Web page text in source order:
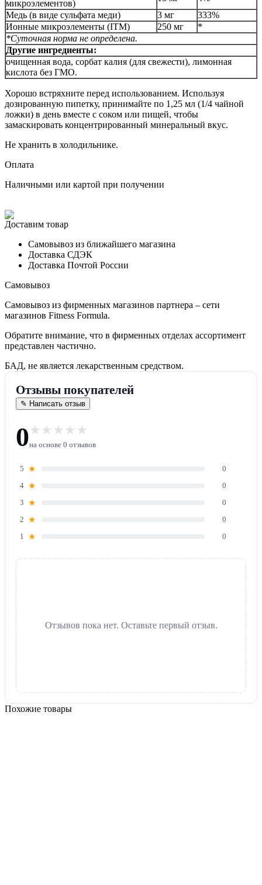
микроэлементов)
Медь (в виде сульфата меди)
3 мг
333%
Ионные микроэлементы (ITM)
250 мг
*
*Суточная норма не определена.
Другие ингредиенты:
очищенная вода, сорбат калия (для свежести), лимонная
кислота без ГМО.
Хорошо встряхните перед использованием. Используя
дозированную пипетку, принимайте по 1,25 мл (1/4 чайной
ложки) в день вместе с соком или пищей, чтобы
замаскировать концентрированный минеральный вкус.
Не хранить в холодильнике.
Оплата
Наличными или картой при получении
Доставим товар
Самовывоз из ближайшего магазина
Доставка СДЭК
Доставка Почтой России
Самовывоз
Самовывоз из фирменных магазинов партнера – сети
магазинов Fitness Formula.
Обратите внимание, что в фирменных отделах ассортимент
представлен частично.
БАД, не является лекарственным средством.
Отзывы покупателей
✎ Написать отзыв
0на основе 0 отзывов
5 ★
0
4 ★
0
3 ★
0
2 ★
0
1
★ 0
Отзывов пока нет. Оставьте первый отзыв.
Похожие товары